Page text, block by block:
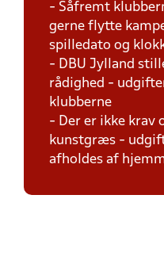
- Såfremt
gerne flytte
spilledato og
- DBU Jylland
rådighed -
klubberne
- Der er ikke krav
kunstgræs -
afholdes af